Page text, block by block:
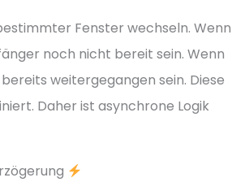
Fenster wechseln. Wenn
noch nicht bereit sein. Wenn
weitergegangen sein. Diese
Daher ist asynchrone Logik